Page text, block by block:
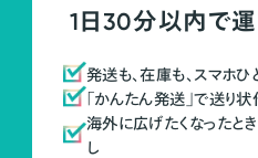
1日30分以内で
発送も、在庫も、スマホひ
「かんたん発送」で送り
海外に広げたくなったと
し